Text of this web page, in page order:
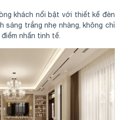
khách nổi bật với thiết kế đèn
sáng trắng nhẹ nhàng, không chỉ
nhấn tinh tế.